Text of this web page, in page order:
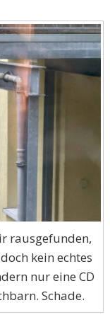
rausgefunden,
kein echtes
nur eine CD
Schade.